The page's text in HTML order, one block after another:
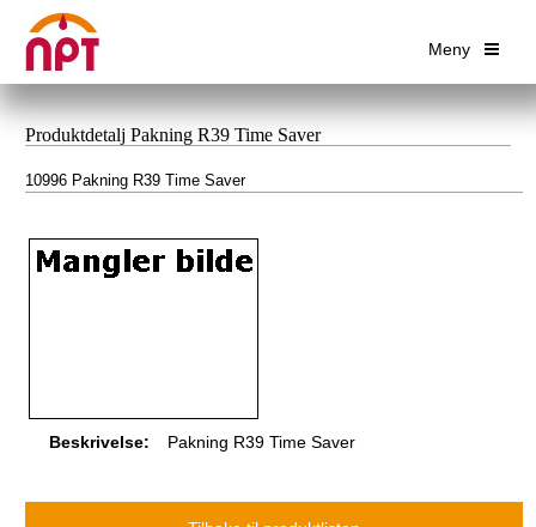
Meny
Produktdetalj Pakning R39 Time Saver
10996 Pakning R39 Time Saver
Beskrivelse: Pakning R39 Time Saver